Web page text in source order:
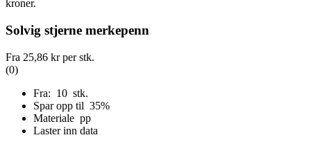
Solvig stjerne merkepenn
Fra 25,86 krper stk.
(0)
Fra: 10 stk.
Spar opp til 35%
Materiale pp
Laster inn data